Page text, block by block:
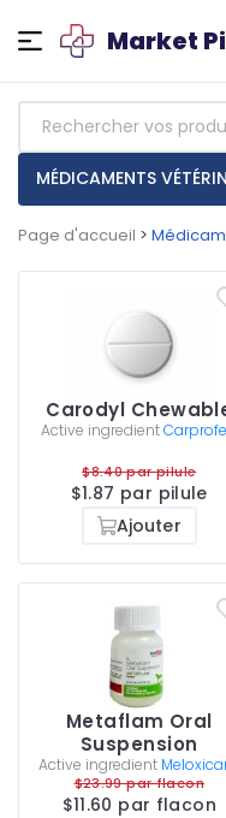
Market
MÉDICAMENTS
Page d'accueil >
Carodyl
Active ingredient
$8.40 par pilule
$1.87 par pilule
Ajouter
Metaflam Oral
Suspension
Active ingredient
$23.99 par flacon
$11.60 par flacon